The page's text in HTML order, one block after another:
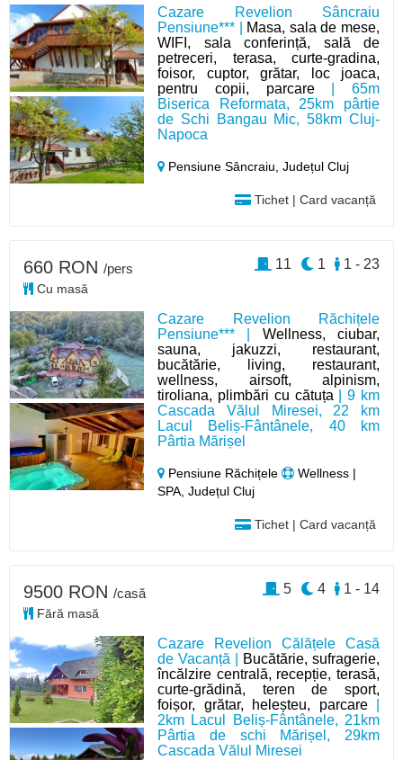
Cazare Revelion Sâncraiu
Pensiune*** |
Masa, sala de mese,
WIFI, sala conferință, sală de
petreceri, terasa, curte-gradina,
foisor, cuptor, grătar, loc joaca,
pentru copii, parcare| 65m
Biserica Reformata, 25km pârtie
de Schi Bangau Mic, 58km Cluj-
Napoca
Pensiune Sâncraiu,Județul Cluj
Tichet | Card vacanță
Cazare Revelion Răchițele
Pensiune*** | Wellness, ciubar,
sauna, jakuzzi, restaurant,
bucătărie, living, restaurant,
wellness, airsoft, alpinism,
tiroliana, plimbări cu cătuța | 9 km
Cascada Vălul Miresei, 22 km
Lacul Beliș-Fântânele, 40 km
Pârtia Mărișel
Pensiune Răchițele
Wellness |
SPA, Județul Cluj
Tichet | Card vacanță
660 RON /pers
Cu masă
1 - 23
1
11
Cazare Revelion Călățele Casă
de Vacanță |
Bucătărie, sufragerie,
încălzire centrală, recepție, terasă,
curte-grădină, teren de sport,
foișor, grătar, heleșteu, parcare|
2km Lacul Beliș-Fântânele, 21km
Pârtia de schi Mărișel, 29km
Cascada Vălul Miresei
9500 RON /casă
Fără masă
1 - 14
4
5